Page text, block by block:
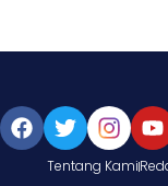
Tentang Kami